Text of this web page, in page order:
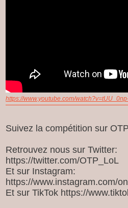
https://www.youtube.com/
Suivez la compétition sur
Retrouvez nous sur Twitter:
https://twitter.com/OTP_LoL
Et sur Instagram:
https://www.instagram.com/
Et sur TikTok https://